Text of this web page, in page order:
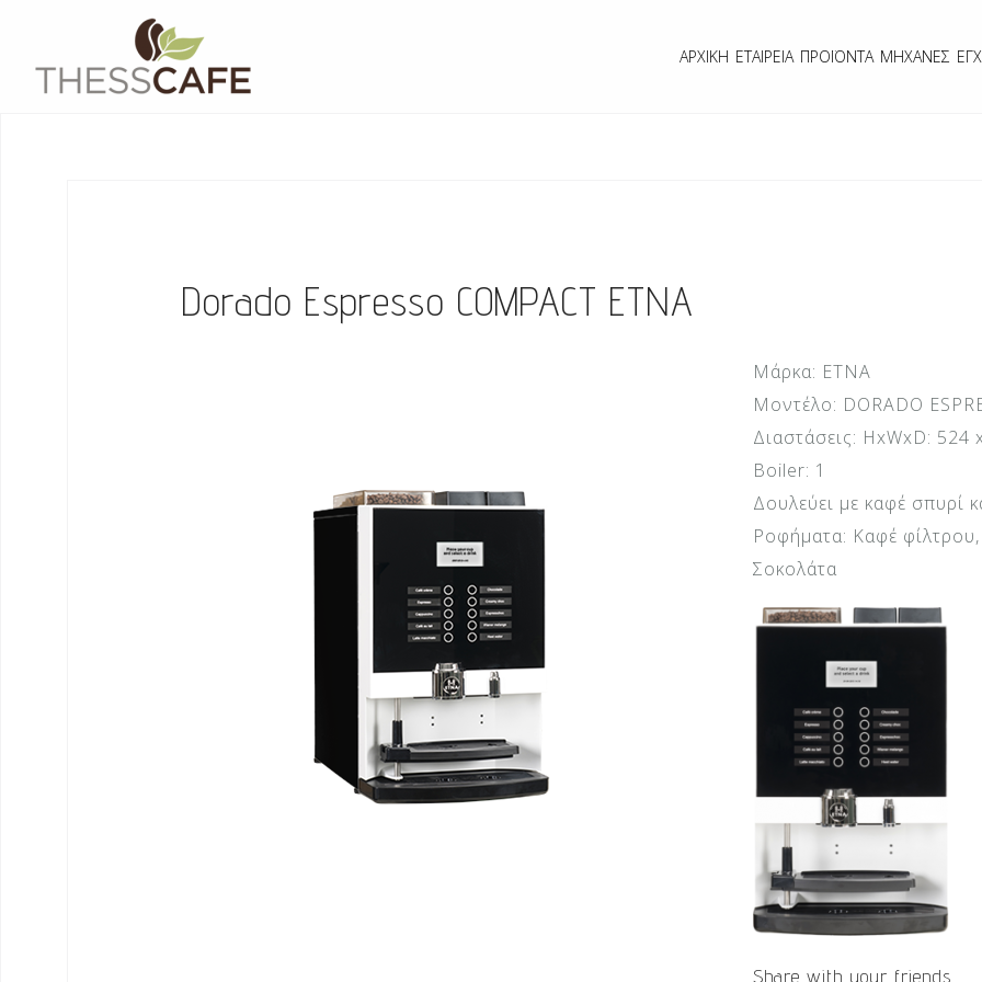
content
ΑΡΧΙΚΉ ΕΤΑΙΡΕΊΑ ΠΡΟΪΌΝΤΑ ΜΗΧΑΝΈΣ
Dorado Espresso COMPACT ETNA
Μάρκα: ETNA
Μοντέλο: DORADO
Διαστάσεις: ΗxWxD: 524
Boiler: 1
Δουλεύει με καφέ σπυρί
Ροφήματα: Καφέ
Σοκολάτα
Share with your friends